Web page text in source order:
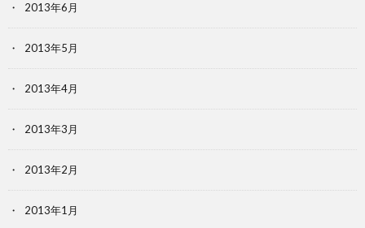
2013年6月
2013年5月
2013年4月
2013年3月
2013年2月
2013年1月